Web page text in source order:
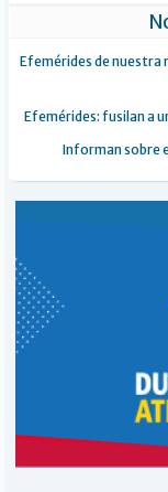
Efemérides de nuestra
Efemérides: fusilan a
Informan sobre